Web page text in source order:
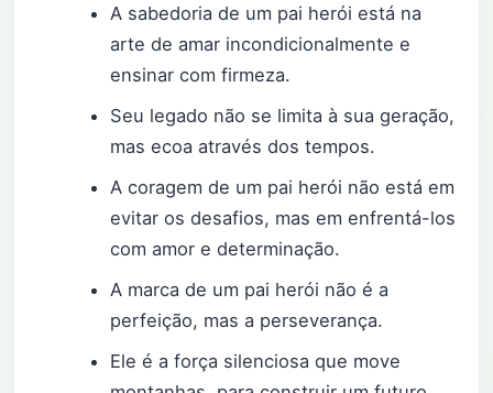
A sabedoria de um pai herói está na
arte de amar incondicionalmente e
ensinar com firmeza.
Seu legado não se limita à sua geração,
mas ecoa através dos tempos.
A coragem de um pai herói não está em
evitar os desafios, mas em enfrentá-los
com amor e determinação.
A marca de um pai herói não é a
perfeição, mas a perseverança.
Ele é a força silenciosa que move